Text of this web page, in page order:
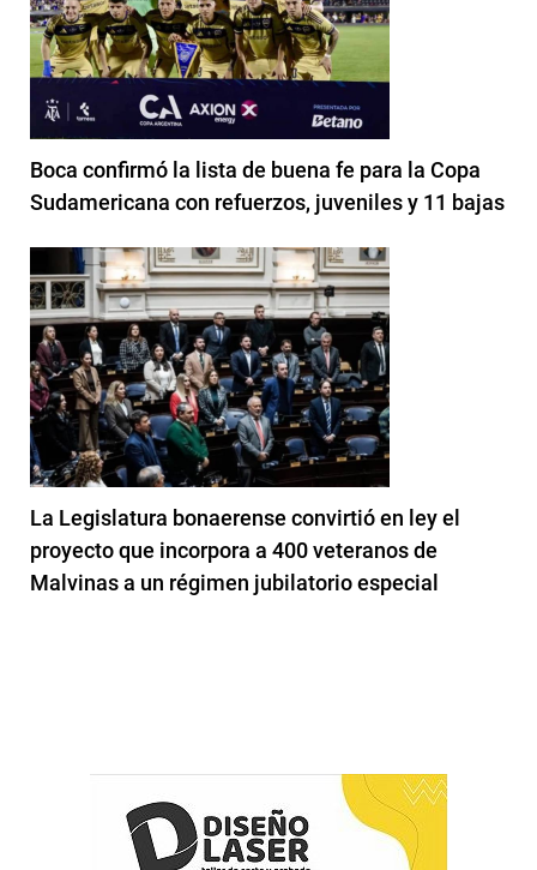
Boca confirmó la lista de buena fe para la Copa
Sudamericana con refuerzos, juveniles y 11 bajas
La Legislatura bonaerense convirtió en ley el
proyecto que incorpora a 400 veteranos de
Malvinas a un régimen jubilatorio especial